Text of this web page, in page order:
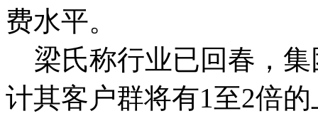
费水平。
梁氏称行业已回春，集
计其客户群将有1至2倍